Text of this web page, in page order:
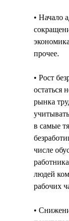
• Начало
прочее.
• Рост
остаться
рынка
в самые
числе
людей
рабочих
•